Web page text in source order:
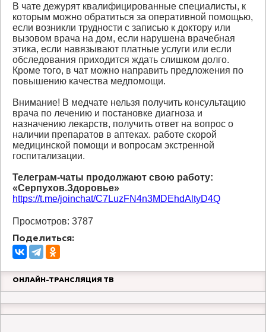
В чате дежурят квалифицированные специалисты, к
которым можно обратиться за оперативной помощью,
если возникли трудности с записью к доктору или
вызовом врача на дом, если нарушена врачебная
этика, если навязывают платные услуги или если
обследования приходится ждать слишком долго.
Кроме того, в чат можно направить предложения по
повышению качества медпомощи.
Внимание! В медчате нельзя получить консультацию
врача по лечению и постановке диагноза и
назначению лекарств, получить ответ на вопрос о
наличии препаратов в аптеках. работе скорой
медицинской помощи и вопросам экстренной
госпитализации.
Телеграм-чаты продолжают свою работу:
«Серпухов.Здоровье»
https://t.me/joinchat/C7LuzFN4n3MDEhdAltyD4Q
Просмотров: 3787
Поделиться:
ОНЛАЙН-ТРАНСЛЯЦИЯ ТВ